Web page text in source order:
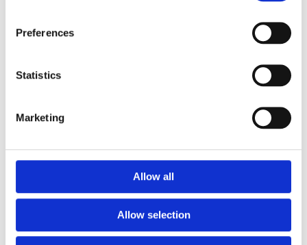
Preferences
Statistics
Marketing
Allow all
Allow selection
Euroflex fallskyddsmatta 40
Euroflex fallskyddsmatta 50
Euroflex fallskyddsmatta 60
mm – för fallhöjd 1,7 meter
mm - för fallhöjd 2,1 meter
Euroflex fallskyddsmatta 80
Euroflex fallskyddsmatta 90
mm soft - för fallhöjd 3,0
meter
mm – fallhöjd upp till 1,5 m
Nordic rubber safe tiles 55